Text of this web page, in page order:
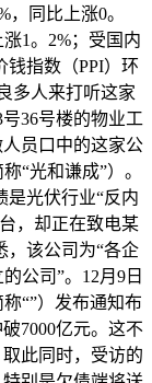
同比上涨0。
1。2%；受国内
指数（PPI）环
多人来打听这家
36号楼的物业工
员口中的这家公
“光和谦成”）。
是光伏行业“反内
，却正在致电某
，该公司为“各企
公司”。12月9日
“”）发布通知布
7000亿元。这不
此同时，受访的